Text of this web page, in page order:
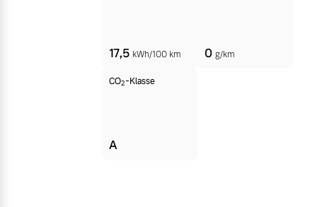
17,5 kWh/100 km 0 g/km
CO2-Klasse
A